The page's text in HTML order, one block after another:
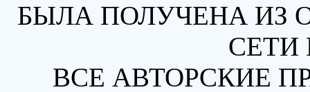
БЫЛА ПОЛУЧЕНА ИЗ
СЕТИ
ВСЕ АВТОРСКИЕ